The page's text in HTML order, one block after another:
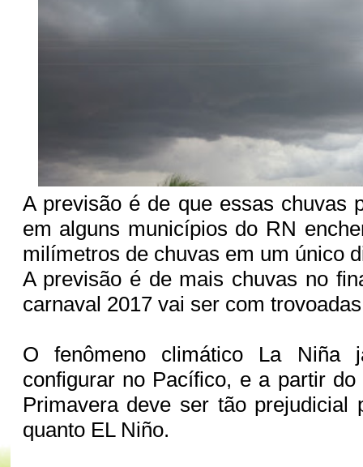
A previsão é de que essas chuvas
em alguns municípios do RN
milímetros de chuvas em um único
A previsão é de mais chuvas no
carnaval 2017 vai ser com
O fenômeno climático La Niña
configurar no Pacífico, e a partir
Primavera deve ser tão prejudicial
quanto EL Niño.